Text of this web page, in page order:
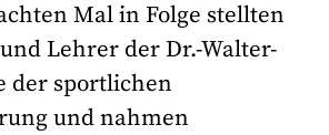
Mal in Folge stellten
Lehrer der Dr.-Walter-
der sportlichen
und nahmen